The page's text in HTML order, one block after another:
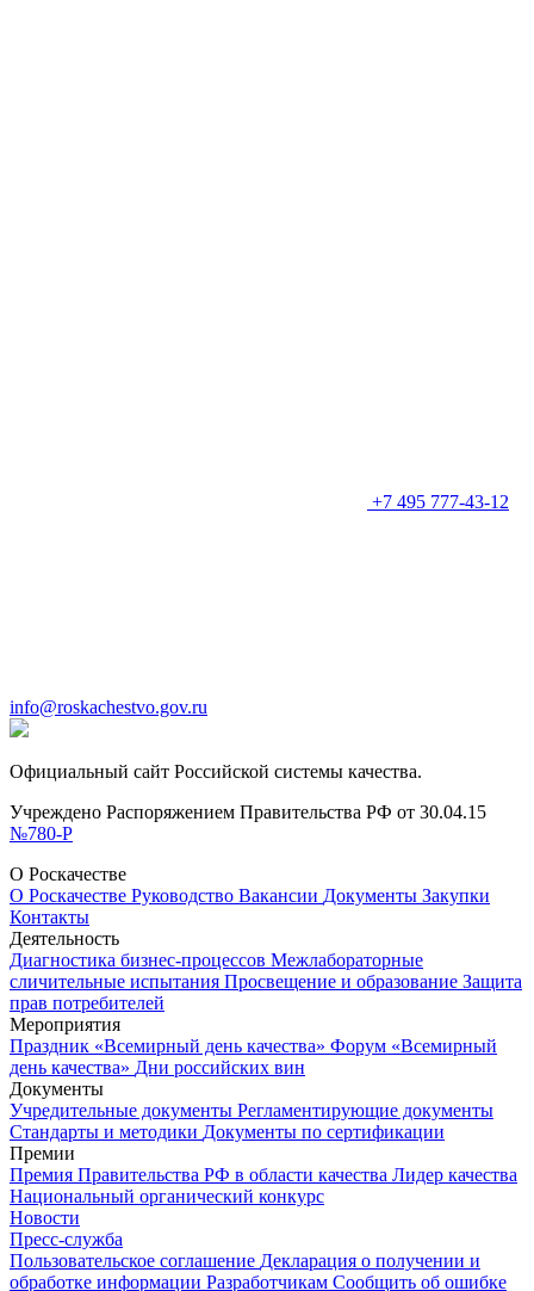
+7 495 777-43-12
info@roskachestvo.gov.ru
Официальный сайт Российской системы качества.
Учреждено Распоряжением Правительства РФ от 30.04.15
№780-Р
О Роскачестве
О Роскачестве Руководство Вакансии Документы Закупки
Контакты
Деятельность
Диагностика бизнес-процессов Межлабораторные
сличительные испытания Просвещение и образование Защита
прав потребителей
Мероприятия
Праздник «Всемирный день качества» Форум «Всемирный
день качества» Дни российских вин
Документы
Учредительные документы Регламентирующие документы
Стандарты и методики Документы по сертификации
Премии
Премия Правительства РФ в области качества Лидер качества
Национальный органический конкурс
Новости
Пресс-служба
Пользовательское соглашение Декларация о получении и
обработке информации Разработчикам Сообщить об ошибке